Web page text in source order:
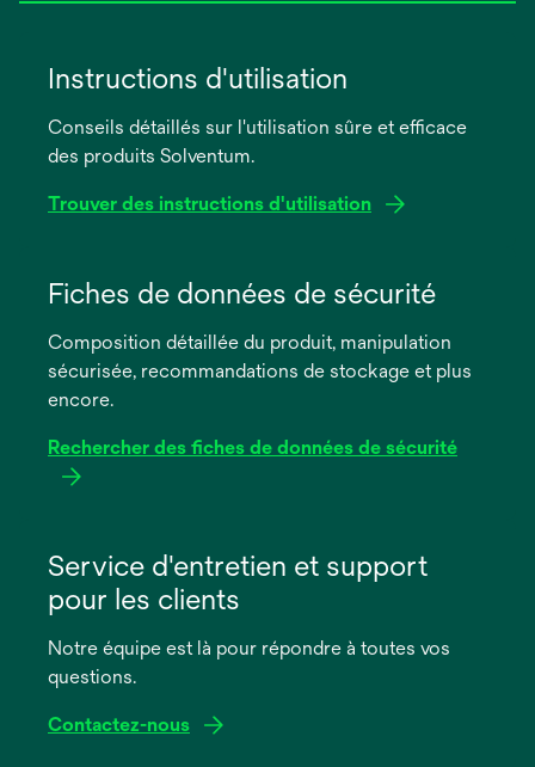
Instructions d'utilisation
Conseils détaillés sur l'utilisation sûre et efficace
des produits Solventum.
Trouver des instructions d'utilisation
dans
nouvel
onglet
Fiches de données de sécurité
Composition détaillée du produit, manipulation
sécurisée, recommandations de stockage et plus
encore.
Rechercher des fiches de données de sécurité
dans
nouvel
onglet
Service d'entretien et support
pour les clients
Notre équipe est là pour répondre à toutes vos
questions.
Contactez-nous